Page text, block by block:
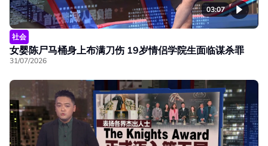
03:07
社会
女婴陈尸马桶身上布满刀伤 19岁情侣学院生面临谋杀罪
31/07/2026